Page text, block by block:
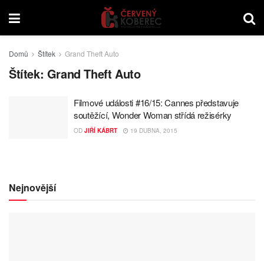
Domů Štítek Grand Theft Auto
Štítek: Grand Theft Auto
Filmové události #16/15: Cannes představuje
soutěžící, Wonder Woman střídá režisérky
OD JIŘÍ KÁBRT 19 DUBNA, 2015
Nejnovější